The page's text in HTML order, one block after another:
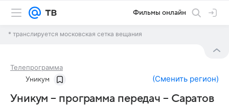
Фильмы онлайн
* транслируется московская сетка вещания
Телепрограмма
Уникум (Сменить регион)
Уникум – программа передач – Саратов